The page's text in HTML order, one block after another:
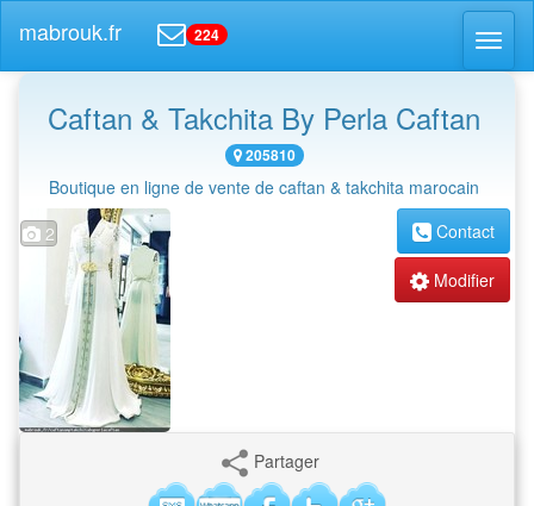
mabrouk.fr 224
Caftan & Takchita By Perla Caftan
205810
Boutique en ligne de vente de caftan & takchita marocain
2
Contact
Modifier
Partager